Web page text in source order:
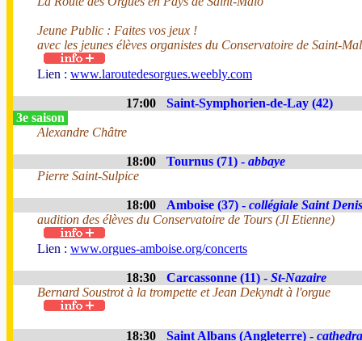
Jeune Public : Faites vos jeux !
avec les jeunes élèves organistes du Conservatoire de Saint-
Lien : www.laroutedesorgues.weebly.com
17:00
Saint-Symphorien-de-Lay (42)
3e saison
Alexandre Châtre
18:00 Tournus (71) - abbaye
Pierre Saint-Sulpice
18:00 Amboise (37) - collégiale Saint Denis
audition des élèves du Conservatoire de Tours (Jl Etienne)
Lien : www.orgues-amboise.org/concerts
18:30 Carcassonne (11) - St-Nazaire
Bernard Soustrot à la trompette et Jean Dekyndt à l'orgue
18:30 Saint Albans (Angleterre) -